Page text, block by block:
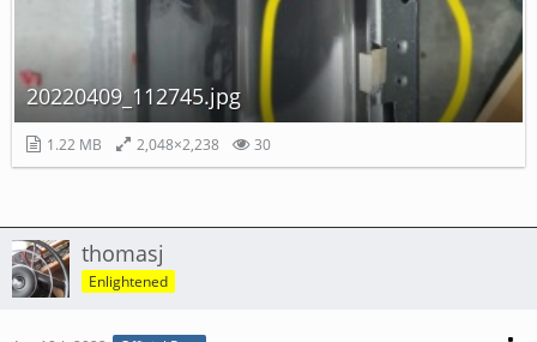
20220409_112745.jpg
1.22 MB 2,048×2,238 30
thomasj
Enlightened